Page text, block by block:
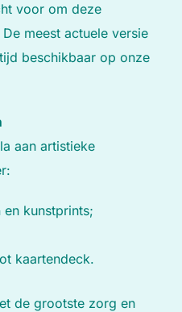
voor om deze
meest actuele versie
beschikbaar op onze
aan artistieke
en kunstprints;
kaartendeck.
de grootste zorg en